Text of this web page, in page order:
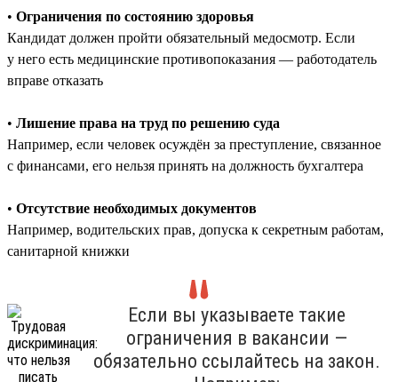
• Ограничения по состоянию здоровья
Кандидат должен пройти обязательный медосмотр. Если
у него есть медицинские противопоказания — работодатель
вправе отказать
• Лишение права на труд по решению суда
Например, если человек осуждён за преступление, связанное
с финансами, его нельзя принять на должность бухгалтера
• Отсутствие необходимых документов
Например, водительских прав, допуска к секретным работам,
санитарной книжки
Если вы указываете такие
ограничения в вакансии —
обязательно ссылайтесь на закон.